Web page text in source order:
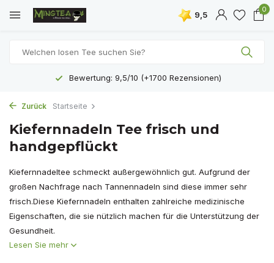
9,5
0
Bewertung: 9,5/10 (+1700 Rezensionen)
Zurück Startseite
Kiefernnadeln Tee frisch und
handgepflückt
Kiefernnadeltee schmeckt außergewöhnlich gut. Aufgrund der
großen Nachfrage nach Tannennadeln sind diese immer sehr
frisch.Diese Kiefernnadeln enthalten zahlreiche medizinische
Eigenschaften, die sie nützlich machen für die Unterstützung der
Gesundheit.
Lesen Sie mehr